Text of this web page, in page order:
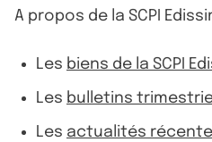
A propos de la SCPI
Les biens de la SCPI
Les bulletins
Les actualités